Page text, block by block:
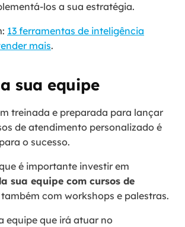
los a sua estratégia.
13 ferramentas de inteligência
mais.
sua equipe
treinada e preparada para lançar
de atendimento personalizado é
o sucesso.
é importante investir em
sua equipe com cursos de
também com workshops e palestras.
equipe que irá atuar no